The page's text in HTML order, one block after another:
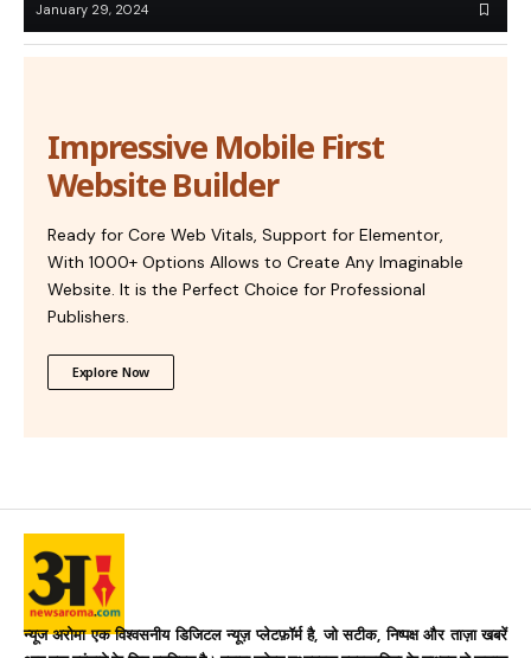
January 29, 2024
Impressive Mobile First
Website Builder
Ready for Core Web Vitals, Support for Elementor,
With 1000+ Options Allows to Create Any Imaginable
Website. It is the Perfect Choice for Professional
Publishers.
Explore Now
न्यूज अरोमा एक विश्वसनीय डिजिटल न्यूज़ प्लेटफ़ॉर्म है, जो सटीक, निष्पक्ष और ताज़ा खबरें